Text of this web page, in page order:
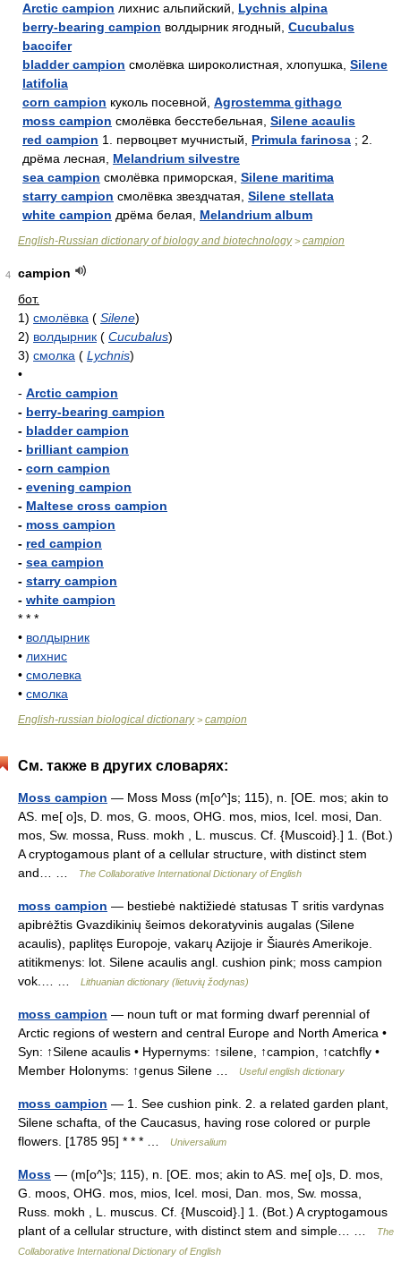
Arctic campion лихнис альпийский, Lychnis alpina
berry-bearing campion волдырник ягодный, Cucubalus
baccifer
bladder campion смолёвка широколистная, хлопушка, Silene
latifolia
corn campion куколь посевной, Agrostemma githago
moss campion смолёвка бесстебельная, Silene acaulis
red campion 1. первоцвет мучнистый, Primula farinosa ; 2.
дрёма лесная, Melandrium silvestre
sea campion смолёвка приморская, Silene maritima
starry campion смолёвка звездчатая, Silene stellata
white campion дрёма белая, Melandrium album
English-Russian dictionary of biology and biotechnology> campion
4
campion
бот.
1) смолёвка ( Silene)
2) волдырник ( Cucubalus)
3) смолка ( Lychnis)
•
- Arctic campion
- berry-bearing campion
- bladder campion
- brilliant campion
- corn campion
- evening campion
- Maltese cross campion
- moss campion
- red campion
- sea campion
- starry campion
- white campion
* * *
• волдырник
• лихнис
• смолевка
• смолка
English-russian biological dictionary> campion
См. также в других словарях:
Moss campion — Moss Moss (m[o^]s; 115), n. [OE. mos; akin to
AS. me[ o]s, D. mos, G. moos, OHG. mos, mios, Icel. mosi, Dan.
mos, Sw. mossa, Russ. mokh , L. muscus. Cf. {Muscoid}.] 1. (Bot.)
A cryptogamous plant of a cellular structure, with distinct stem
and… …
The Collaborative International Dictionary of English
moss campion — bestiebė naktižiedė statusas T sritis vardynas
apibrėžtis Gvazdikinių šeimos dekoratyvinis augalas (Silene
acaulis), paplitęs Europoje, vakarų Azijoje ir Šiaurės Amerikoje.
atitikmenys: lot. Silene acaulis angl. cushion pink; moss campion
vok.… …
Lithuanian dictionary (lietuvių žodynas)
moss campion — noun tuft or mat forming dwarf perennial of
Arctic regions of western and central Europe and North America •
Syn: ↑Silene acaulis • Hypernyms: ↑silene, ↑campion, ↑catchfly •
Member Holonyms: ↑genus Silene …
Useful english dictionary
moss campion — 1. See cushion pink. 2. a related garden plant,
Silene schafta, of the Caucasus, having rose colored or purple
flowers. [1785 95] * * * …
Universalium
Moss — (m[o^]s; 115), n. [OE. mos; akin to AS. me[ o]s, D. mos,
G. moos, OHG. mos, mios, Icel. mosi, Dan. mos, Sw. mossa,
Russ. mokh , L. muscus. Cf. {Muscoid}.] 1. (Bot.) A cryptogamous
plant of a cellular structure, with distinct stem and simple… …
The
Collaborative International Dictionary of English